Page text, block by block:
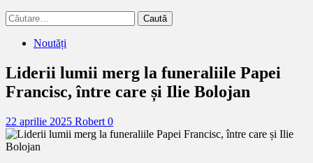
Caută
după:
Noutăți
Liderii lumii merg la funeraliile Papei
Francisc, între care și Ilie Bolojan
22 aprilie 2025 Robert 0